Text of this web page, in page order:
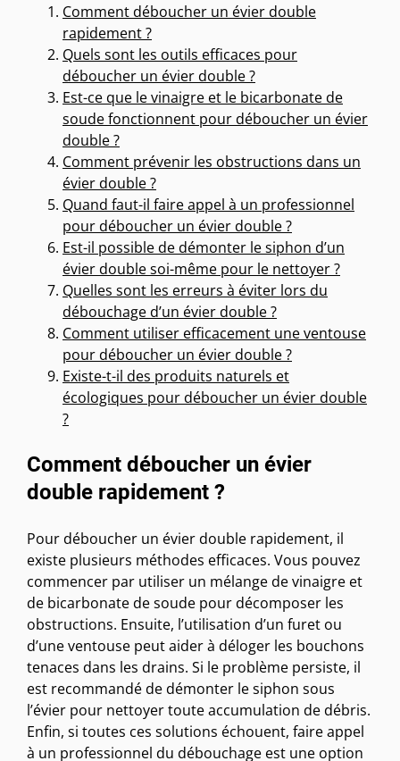
Comment déboucher un évier double
rapidement ?
Quels sont les outils efficaces pour
déboucher un évier double ?
Est-ce que le vinaigre et le bicarbonate de
soude fonctionnent pour déboucher un évier
double ?
Comment prévenir les obstructions dans un
évier double ?
Quand faut-il faire appel à un professionnel
pour déboucher un évier double ?
Est-il possible de démonter le siphon d’un
évier double soi-même pour le nettoyer ?
Quelles sont les erreurs à éviter lors du
débouchage d’un évier double ?
Comment utiliser efficacement une ventouse
pour déboucher un évier double ?
Existe-t-il des produits naturels et
écologiques pour déboucher un évier double
?
Comment déboucher un évier
double rapidement ?
Pour déboucher un évier double rapidement, il
existe plusieurs méthodes efficaces. Vous pouvez
commencer par utiliser un mélange de vinaigre et
de bicarbonate de soude pour décomposer les
obstructions. Ensuite, l’utilisation d’un furet ou
d’une ventouse peut aider à déloger les bouchons
tenaces dans les drains. Si le problème persiste, il
est recommandé de démonter le siphon sous
l’évier pour nettoyer toute accumulation de débris.
Enfin, si toutes ces solutions échouent, faire appel
à un professionnel du débouchage est une option